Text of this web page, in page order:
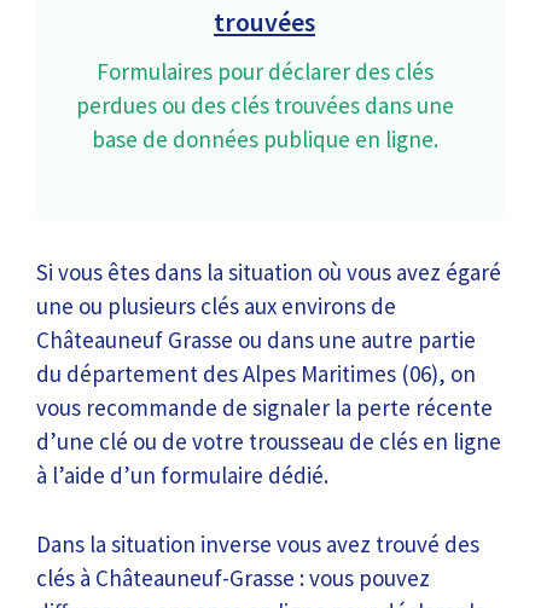
trouvées
Formulaires pour déclarer des clés
perdues ou des clés trouvées dans une
base de données publique en ligne.
Si vous êtes dans la situation où vous avez égaré
une ou plusieurs clés aux environs de
Châteauneuf Grasse ou dans une autre partie
du département des Alpes Maritimes (06), on
vous recommande de signaler la perte récente
d’une clé ou de votre trousseau de clés en ligne
à l’aide d’un formulaire dédié.
Dans la situation inverse vous avez trouvé des
clés à Châteauneuf-Grasse : vous pouvez